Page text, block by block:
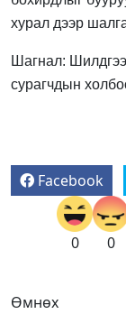
хурал дээр
Шагнал:
сурагчдын
Facebook
0 0
Өмнөх